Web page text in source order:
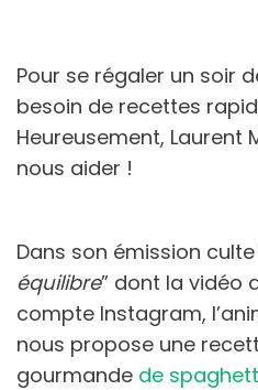
Pour se régaler un soir
besoin de recettes
Heureusement, Laurent
nous aider !
Dans son émission culte
équilibre” dont la vidéo
compte Instagram,
nous propose une
gourmande de